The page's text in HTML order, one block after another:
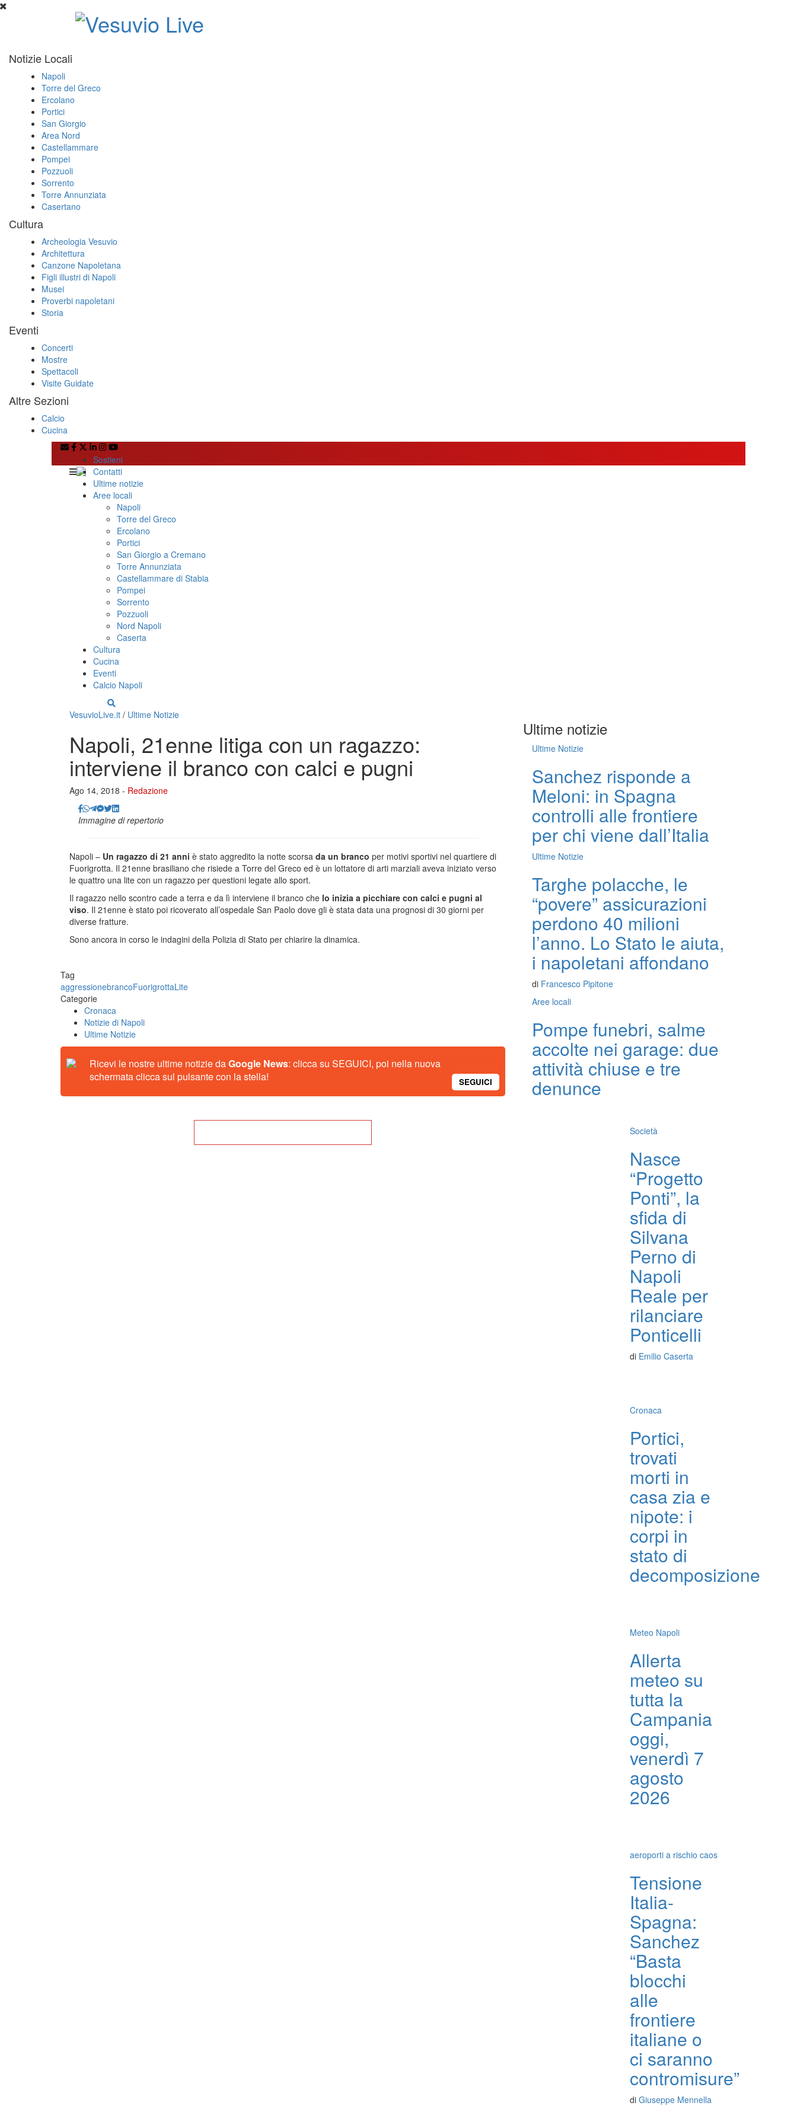
Notizie Locali
Napoli
Torre del Greco
Ercolano
Portici
San Giorgio
Area Nord
Castellammare
Pompei
Pozzuoli
Sorrento
Torre Annunziata
Casertano
Cultura
Archeologia Vesuvio
Architettura
Canzone Napoletana
Figli illustri di Napoli
Musei
Proverbi napoletani
Storia
Eventi
Concerti
Mostre
Spettacoli
Visite Guidate
Altre Sezioni
Calcio
Cucina
Sostieni
Contatti
Ultime notizie
Aree locali
Napoli
Torre del Greco
Ercolano
Portici
San Giorgio a Cremano
Torre Annunziata
Castellammare di Stabia
Pompei
Sorrento
Pozzuoli
Nord Napoli
Caserta
Cultura
Cucina
Eventi
Calcio Napoli
VesuvioLive.it / Ultime Notizie
Napoli, 21enne litiga con un ragazzo:
interviene il branco con calci e pugni
Ago 14, 2018 - Redazione
Immagine di repertorio
Napoli – Un ragazzo di 21 anni è stato aggredito la notte scorsa da un branco per motivi sportivi nel quartiere di
Fuorigrotta. Il 21enne brasiliano che risiede a Torre del Greco ed è un lottatore di arti marziali aveva iniziato verso
le quattro una lite con un ragazzo per questioni legate allo sport.
Il ragazzo nello scontro cade a terra e da lì interviene il branco che lo inizia a picchiare con calci e pugni al
viso. Il 21enne è stato poi ricoverato all’ospedale San Paolo dove gli è stata data una prognosi di 30 giorni per
diverse fratture.
Sono ancora in corso le indagini della Polizia di Stato per chiarire la dinamica.
Tag
aggressionebrancoFuorigrottaLite
Categorie
Cronaca
Notizie di Napoli
Ultime Notizie
Ricevi le nostre ultime notizie daGoogle News: clicca su SEGUICI, poi nella nuova
schermata clicca sul pulsante con la stella!
SEGUICI
Ultime notizie
Ultime Notizie
Sanchez risponde a
Meloni: in Spagna
controlli alle frontiere
per chi viene dall’Italia
Ultime Notizie
Targhe polacche, le
“povere” assicurazioni
perdono 40 milioni
l’anno. Lo Stato le aiuta,
i napoletani affondano
di Francesco Pipitone
Aree locali
Pompe funebri, salme
accolte nei garage: due
attività chiuse e tre
denunce
Società
Nasce
“Progetto
Ponti”, la
sfida di
Silvana
Perno di
Napoli
Reale per
rilanciare
Ponticelli
di Emilio Caserta
Cronaca
Portici,
trovati
morti in
casa zia e
nipote: i
corpi in
stato di
decomposizione
Meteo Napoli
Allerta
meteo su
tutta la
Campania
oggi,
venerdì 7
agosto
2026
aeroporti a rischio caos
Tensione
Italia-
Spagna:
Sanchez
“Basta
blocchi
alle
frontiere
italiane o
ci saranno
contromisure”
di Giuseppe Mennella